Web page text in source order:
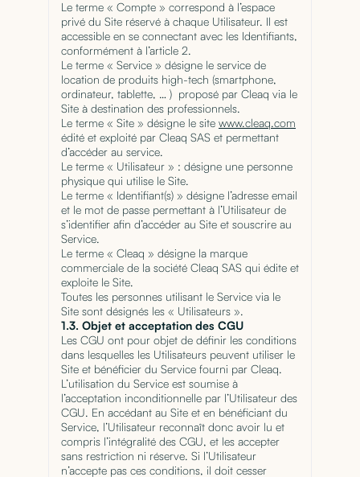
Le terme « Compte » correspond à l’espace
privé du Site réservé à chaque Utilisateur. Il est
accessible en se connectant avec les Identifiants,
conformément à l’article 2.
Le terme « Service » désigne le service de
location de produits high-tech (smartphone,
ordinateur, tablette, … ) proposé par Cleaq via le
Site à destination des professionnels.
Le terme « Site » désigne le site www.cleaq.com
édité et exploité par Cleaq SAS et permettant
d’accéder au service.
Le terme « Utilisateur » : désigne une personne
physique qui utilise le Site.
Le terme « Identifiant(s) » désigne l’adresse email
et le mot de passe permettant à l’Utilisateur de
s’identifier afin d’accéder au Site et souscrire au
Service.
Le terme « Cleaq » désigne la marque
commerciale de la société Cleaq SAS qui édite et
exploite le Site.
Toutes les personnes utilisant le Service via le
Site sont désignés les « Utilisateurs ».
1.3. Objet et acceptation des CGU
Les CGU ont pour objet de définir les conditions
dans lesquelles les Utilisateurs peuvent utiliser le
Site et bénéficier du Service fourni par Cleaq.
L’utilisation du Service est soumise à
l’acceptation inconditionnelle par l’Utilisateur des
CGU. En accédant au Site et en bénéficiant du
Service, l’Utilisateur reconnaît donc avoir lu et
compris l’intégralité des CGU, et les accepter
sans restriction ni réserve. Si l’Utilisateur
n’accepte pas ces conditions, il doit cesser